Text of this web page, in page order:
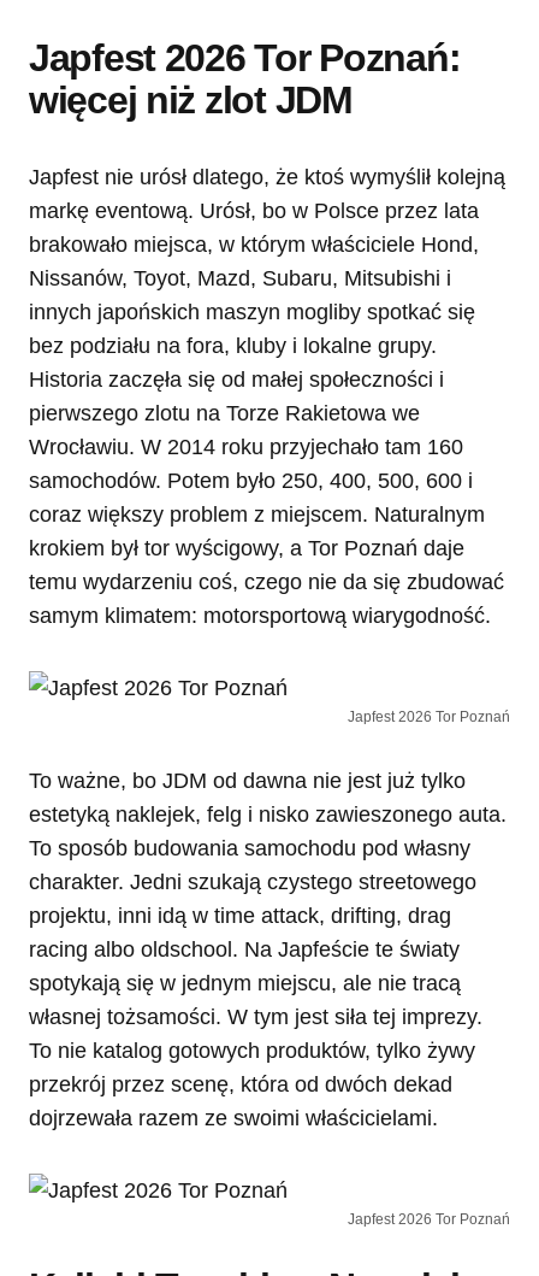
Japfest 2026 Tor Poznań:
więcej niż zlot JDM
Japfest nie urósł dlatego, że ktoś wymyślił kolejną
markę eventową. Urósł, bo w Polsce przez lata
brakowało miejsca, w którym właściciele Hond,
Nissanów, Toyot, Mazd, Subaru, Mitsubishi i
innych japońskich maszyn mogliby spotkać się
bez podziału na fora, kluby i lokalne grupy.
Historia zaczęła się od małej społeczności i
pierwszego zlotu na Torze Rakietowa we
Wrocławiu. W 2014 roku przyjechało tam 160
samochodów. Potem było 250, 400, 500, 600 i
coraz większy problem z miejscem. Naturalnym
krokiem był tor wyścigowy, a Tor Poznań daje
temu wydarzeniu coś, czego nie da się zbudować
samym klimatem: motorsportową wiarygodność.
Japfest 2026 Tor Poznań
To ważne, bo JDM od dawna nie jest już tylko
estetyką naklejek, felg i nisko zawieszonego auta.
To sposób budowania samochodu pod własny
charakter. Jedni szukają czystego streetowego
projektu, inni idą w time attack, drifting, drag
racing albo oldschool. Na Japfeście te światy
spotykają się w jednym miejscu, ale nie tracą
własnej tożsamości. W tym jest siła tej imprezy.
To nie katalog gotowych produktów, tylko żywy
przekrój przez scenę, która od dwóch dekad
dojrzewała razem ze swoimi właścicielami.
Japfest 2026 Tor Poznań